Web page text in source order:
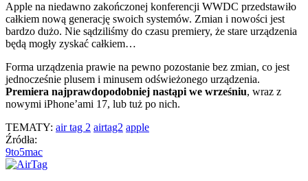
Apple na niedawno zakończonej konferencji WWDC przedstawiło
całkiem nową generację swoich systemów. Zmian i nowości jest
bardzo dużo. Nie sądziliśmy do czasu premiery, że stare urządzenia
będą mogły zyskać całkiem…
Forma urządzenia prawie na pewno pozostanie bez zmian, co jest
jednocześnie plusem i minusem odświeżonego urządzenia.
Premiera najprawdopodobniej nastąpi we wrześniu, wraz z
nowymi iPhone’ami 17, lub tuż po nich.
TEMATY: air tag 2 airtag2 apple
Źródła:
9to5mac